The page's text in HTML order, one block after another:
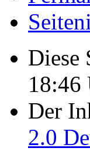
Diese
18:46
Der
2.0